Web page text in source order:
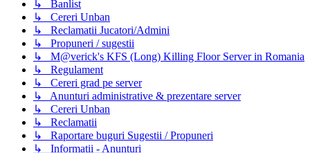
↳ Banlist
↳ Cereri Unban
↳ Reclamatii Jucatori/Admini
↳ Propuneri / sugestii
↳ M@verick's KFS (Long) Killing Floor Server in Romania
↳ Regulament
↳ Cereri grad pe server
↳ Anunturi administrative & prezentare server
↳ Cereri Unban
↳ Reclamatii
↳ Raportare buguri Sugestii / Propuneri
↳ Informatii - Anunturi